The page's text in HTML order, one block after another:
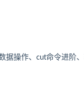
据操作、cut命令进阶